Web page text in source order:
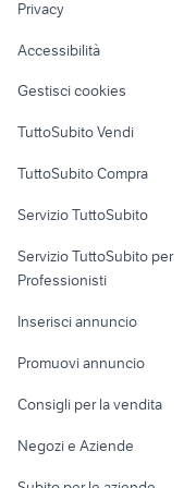
yamaha aerox 50 carene
Informatica
Console e
Fotografia
Telefonia
Privacy
Accessibilità
Gestisci cookies
TuttoSubito Vendi
TuttoSubito Compra
Servizio TuttoSubito
Servizio TuttoSubito per
Professionisti
Inserisci annuncio
Promuovi annuncio
Consigli per la vendita
Negozi e Aziende